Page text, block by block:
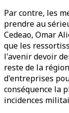
Par contre, les
prendre au
Cedeao, Omar
que les
l'avenir devoir
reste de la
d'entreprises
conséquence la
incidences